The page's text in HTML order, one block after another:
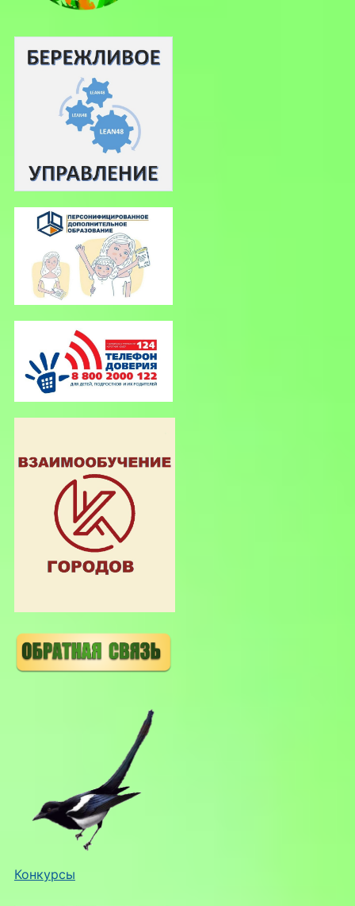
Конкурсы